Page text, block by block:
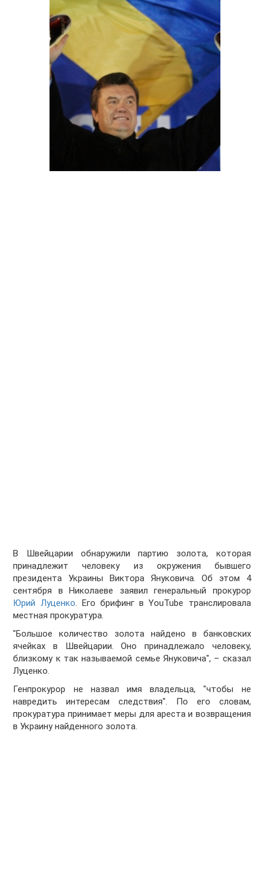
В Швейцарии обнаружили партию золота, которая
принадлежит человеку из окружения бывшего
президента Украины Виктора Януковича. Об этом 4
сентября в Николаеве заявил генеральный прокурор
Юрий Луценко. Его брифинг в YouTube транслировала
местная прокуратура.
"Большое количество золота найдено в банковских
ячейках в Швейцарии. Оно принадлежало человеку,
близкому к так называемой семье Януковича", – сказал
Луценко.
Генпрокурор не назвал имя владельца, "чтобы не
навредить интересам следствия". По его словам,
прокуратура принимает меры для ареста и возвращения
в Украину найденного золота.